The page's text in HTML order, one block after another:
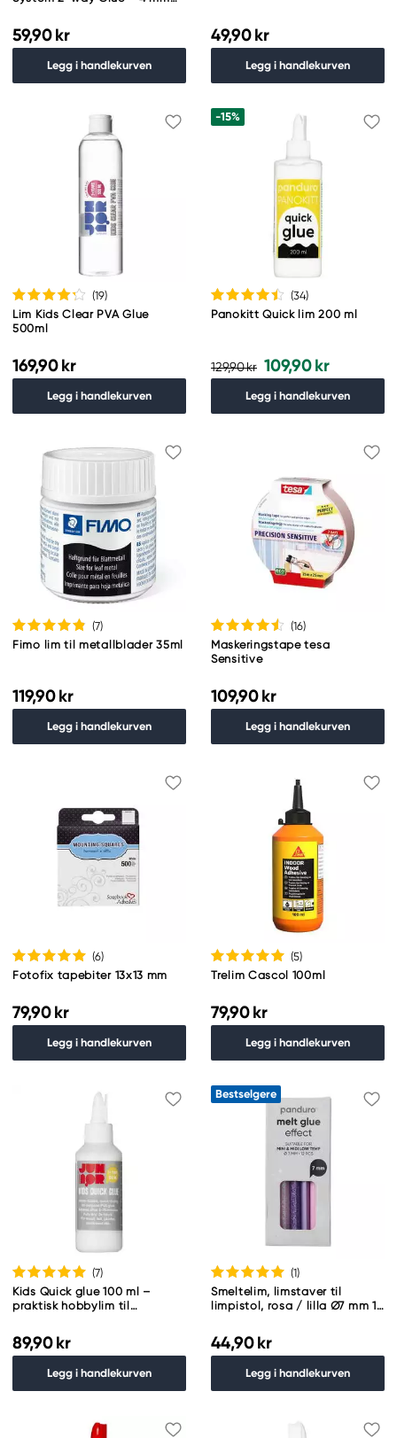
59,90 kr
Legg i handlekurven
49,90 kr
Legg i handlekurven
(19)
Lim Kids Clear PVA Glue
500ml
169,90 kr
Legg i handlekurven
-15%
(34)
Panokitt Quick lim 200 ml
129,90 kr 109,90 kr
Legg i handlekurven
(7)
Fimo lim til metallblader 35ml
119,90 kr
Legg i handlekurven
(16)
Maskeringstape tesa
Sensitive
109,90 kr
Legg i handlekurven
(6)
Fotofix tapebiter 13x13 mm
79,90 kr
Legg i handlekurven
(5)
Trelim Cascol 100ml
79,90 kr
Legg i handlekurven
(7)
Kids Quick glue 100 ml –
praktisk hobbylim til
89,90 kr
Legg i handlekurven
Bestselgere
(1)
Smeltelim, limstaver til
limpistol, rosa / lilla Ø7 mm 12
44,90 kr
Legg i handlekurven